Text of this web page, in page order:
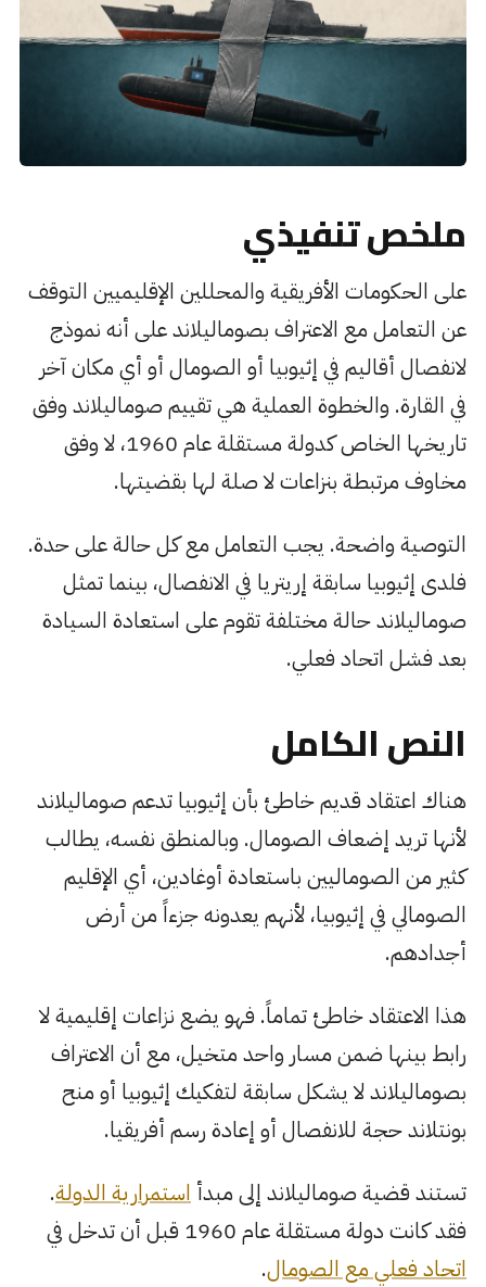
ملخص تنفيذي
على الحكومات الأفريقية والمحللين الإقليميين التوقف
عن التعامل مع الاعتراف بصوماليلاند على أنه نموذج
لانفصال أقاليم في إثيوبيا أو الصومال أو أي مكان آخر
في القارة. والخطوة العملية هي تقييم صوماليلاند وفق
تاريخها الخاص كدولة مستقلة عام 1960، لا وفق
مخاوف مرتبطة بنزاعات لا صلة لها بقضيتها.
التوصية واضحة. يجب التعامل مع كل حالة على حدة.
فلدى إثيوبيا سابقة إريتريا في الانفصال، بينما تمثل
صوماليلاند حالة مختلفة تقوم على استعادة السيادة
بعد فشل اتحاد فعلي.
النص الكامل
هناك اعتقاد قديم خاطئ بأن إثيوبيا تدعم صوماليلاند
لأنها تريد إضعاف الصومال. وبالمنطق نفسه، يطالب
كثير من الصوماليين باستعادة أوغادين، أي الإقليم
الصومالي في إثيوبيا، لأنهم يعدونه جزءاً من أرض
أجدادهم.
هذا الاعتقاد خاطئ تماماً. فهو يضع نزاعات إقليمية لا
رابط بينها ضمن مسار واحد متخيل، مع أن الاعتراف
بصوماليلاند لا يشكل سابقة لتفكيك إثيوبيا أو منح
بونتلاند حجة للانفصال أو إعادة رسم أفريقيا.
تستند قضية صوماليلاند إلى مبدأ استمرارية الدولة.
فقد كانت دولة مستقلة عام 1960 قبل أن تدخل في
اتحاد فعلي مع الصومال.